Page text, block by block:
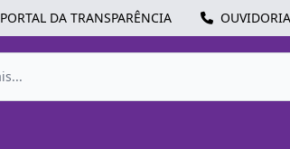
PORTAL DA TRANSPARÊNCIA